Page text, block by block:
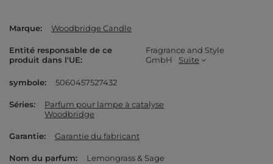
Marque Woodbridge Candle
Entité responsable de ce
produit dans l'UE
Fragrance and Style
GmbH
Suite
symbole 5060457527432
Séries
Parfum pour lampe à catalyse
Woodbridge
Garantie Garantie du fabricant
Nom du parfum Lemongrass & Sage